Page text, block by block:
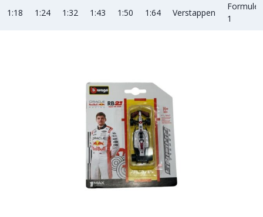
1:18 1:24 1:32 1:43 1:50 1:64 Verstappen
Formule
1